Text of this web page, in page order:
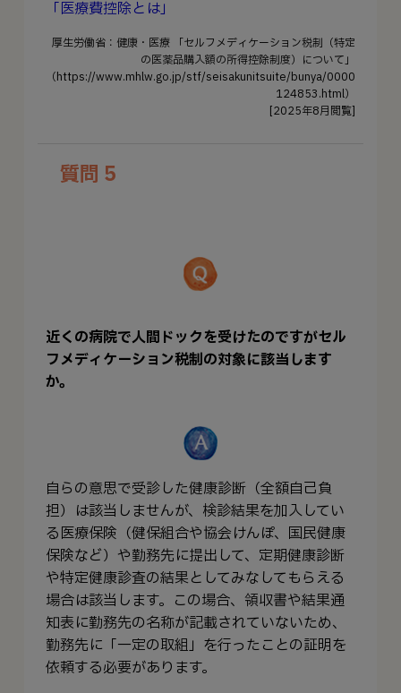
「医療費控除とは」
厚生労働省：健康・医療 「セルフメディケーション税制（特定
の医薬品購入額の所得控除制度）について」
（https://www.mhlw.go.jp/stf/seisakunitsuite/bunya/0000
124853.html）
[2025年8月閲覧]
質問 5
近くの病院で人間ドックを受けたのですがセル
フメディケーション税制の対象に該当します
か。
自らの意思で受診した健康診断（全額自己負
担）は該当しませんが、検診結果を加入してい
る医療保険（健保組合や協会けんぽ、国民健康
保険など）や勤務先に提出して、定期健康診断
や特定健康診査の結果としてみなしてもらえる
場合は該当します。この場合、領収書や結果通
知表に勤務先の名称が記載されていないため、
勤務先に「一定の取組」を行ったことの証明を
依頼する必要があります。